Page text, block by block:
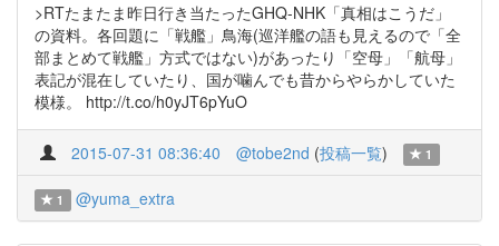
>RTたまたま昨日行き当たったGHQ-NHK「真相はこうだ」
の資料。各回題に「戦艦」鳥海(巡洋艦の語も見えるので「全
部まとめて戦艦」方式ではない)があったり「空母」「航母」
表記が混在していたり、国が噛んでも昔からやらかしていた
模様。 http://t.co/h0yJT6pYuO
2015-07-31 08:36:40 @tobe2nd (投稿一覧) 1
1 @yuma_extra